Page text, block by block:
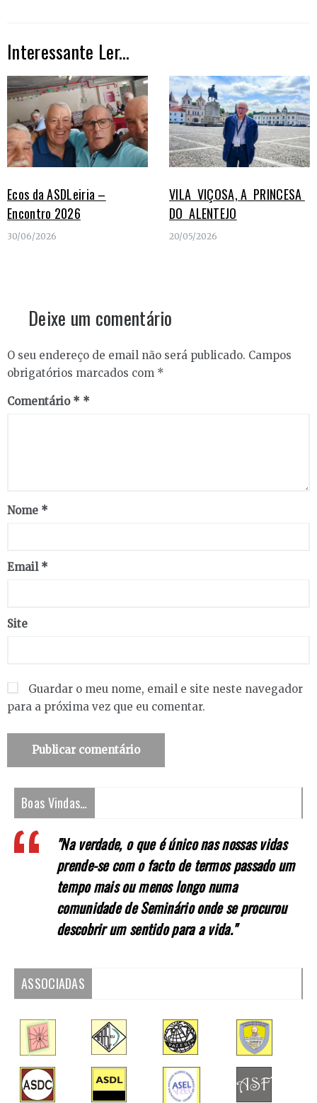
Interessante Ler...
Ecos da ASDLeiria –
Encontro 2026
30/06/2026
VILA VIÇOSA, A PRINCESA
DO ALENTEJO
20/05/2026
Deixe um comentário
O seu endereço de email não será publicado. Campos
obrigatórios marcados com *
Comentário *
Nome *
Email *
Site
Guardar o meu nome, email e site neste navegador
para a próxima vez que eu comentar.
Boas Vindas…
"Na verdade, o que é único nas nossas vidas
prende-se com o facto de termos passado um
tempo mais ou menos longo numa
comunidade de Seminário onde se procurou
descobrir um sentido para a vida."
ASSOCIADAS